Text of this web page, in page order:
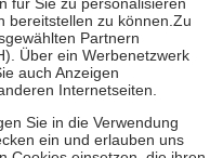
beträgt die
zehn Euro je
ihre eigene Gesundheit zu
Familie zu unterstützen,
18. Lebensjahr